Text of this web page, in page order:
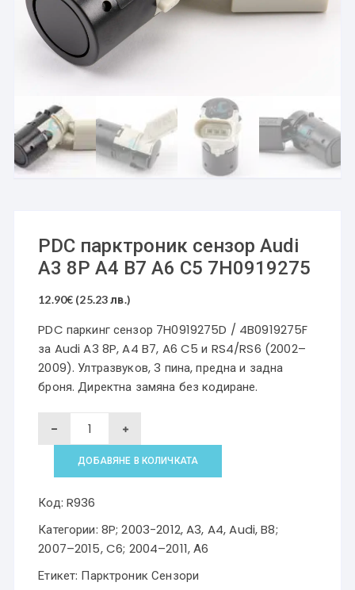
PDC парктроник сензор Audi
A3 8P A4 B7 A6 C5 7H0919275
12.90€ (25.23 лв.)
PDC паркинг сензор 7H0919275D / 4B0919275F
за Audi A3 8P, A4 B7, A6 C5 и RS4/RS6 (2002–
2009). Ултразвуков, 3 пина, предна и задна
броня. Директна замяна без кодиране.
количество
за
PDC
парктроник
Audi
ДОБАВЯНЕ В КОЛИЧКАТА
Код: R936
Категории: 8P; 2003-2012,A3, A4,Audi,B8;
2007–2015,C6; 2004–2011,А6
Етикет: Парктроник Сензори